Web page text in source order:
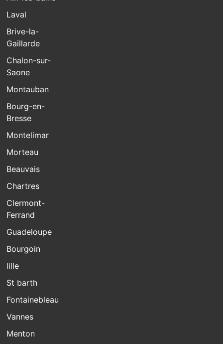
Laval
Brive-la-
Gaillarde
Chalon-sur-
Saone
Montauban
Bourg-en-
Bresse
Montelimar
Morteau
Beauvais
Chartres
Clermont-
Ferrand
Guadeloupe
Bourgoin
lille
St barth
Fontainebleau
Vannes
Menton